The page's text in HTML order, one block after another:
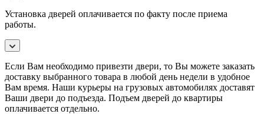
Установка дверей оплачивается по факту после приема
работы.
Если Вам необходимо привезти двери, то Вы можете заказать
доставку выбранного товара в любой день недели в удобное
Вам время. Наши курьеры на грузовых автомобилях доставят
Ваши двери до подъезда. Подъем дверей до квартиры
оплачивается отдельно.